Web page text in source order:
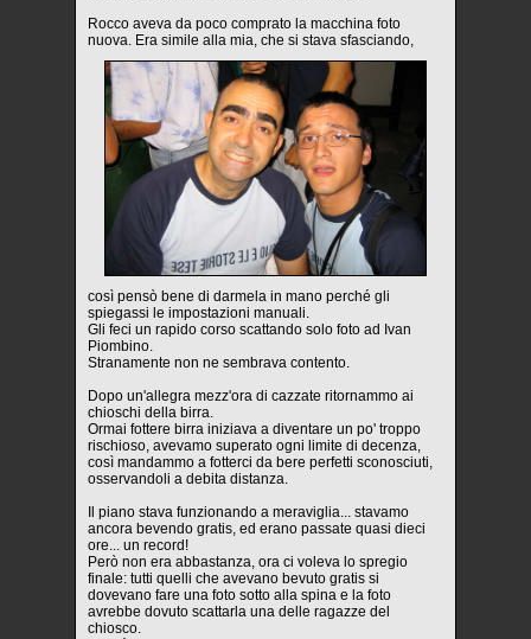
Rocco aveva da poco comprato la macchina foto
nuova. Era simile alla mia, che si stava sfasciando,
così pensò bene di darmela in mano perché gli
spiegassi le impostazioni manuali.
Gli feci un rapido corso scattando solo foto ad Ivan
Piombino.
Stranamente non ne sembrava contento.
Dopo un'allegra mezz'ora di cazzate ritornammo ai
chioschi della birra.
Ormai fottere birra iniziava a diventare un po' troppo
rischioso, avevamo superato ogni limite di decenza,
così mandammo a fotterci da bere perfetti sconosciuti,
osservandoli a debita distanza.
Il piano stava funzionando a meraviglia... stavamo
ancora bevendo gratis, ed erano passate quasi dieci
ore... un record!
Però non era abbastanza, ora ci voleva lo spregio
finale: tutti quelli che avevano bevuto gratis si
dovevano fare una foto sotto alla spina e la foto
avrebbe dovuto scattarla una delle ragazze del
chiosco.